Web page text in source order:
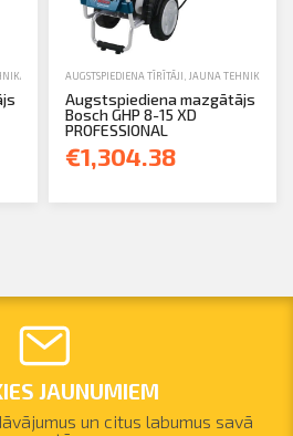
AUGSTSPIEDIENA TĪRĪTĀJI JAUNA TEHNIKA
Augstspiediena mazgātājs
Bosch GHP 8-15 XD
PROFESSIONAL
€1,304.38
JAUNUMIEM
un citus labumus savā